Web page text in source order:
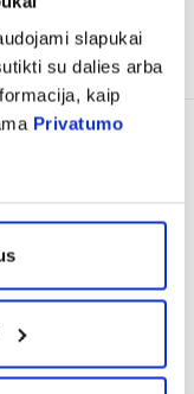
slapukai
su dalies arba
kaip
Privatumo
-40%